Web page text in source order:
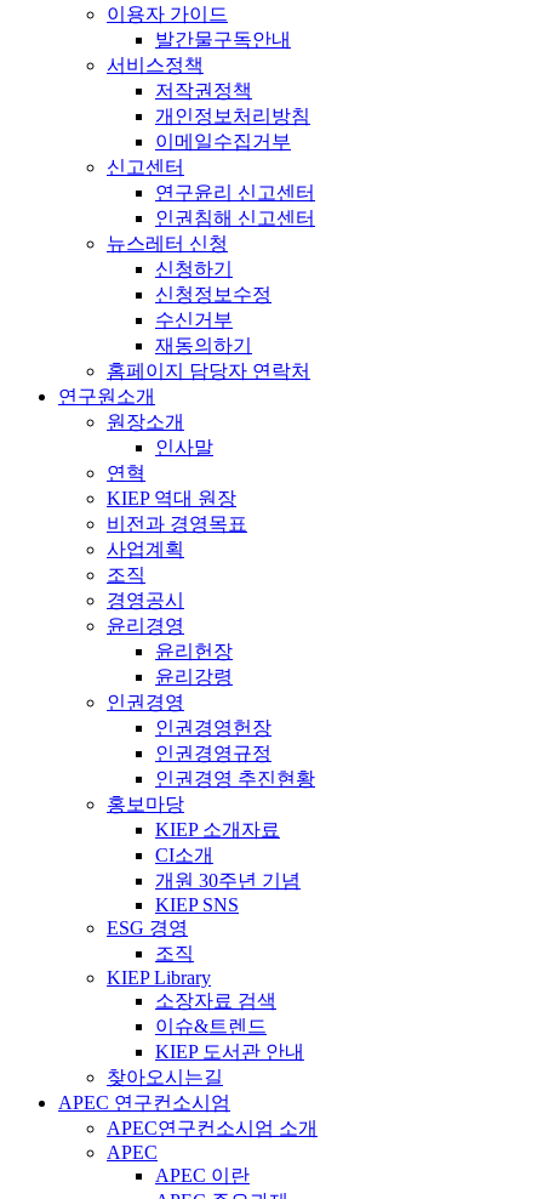
이용자 가이드
발간물구독안내
서비스정책
저작권정책
개인정보처리방침
이메일수집거부
신고센터
연구윤리 신고센터
인권침해 신고센터
뉴스레터 신청
신청하기
신청정보수정
수신거부
재동의하기
홈페이지 담당자 연락처
연구원소개
원장소개
인사말
연혁
KIEP 역대 원장
비전과 경영목표
사업계획
조직
경영공시
윤리경영
윤리헌장
윤리강령
인권경영
인권경영헌장
인권경영규정
인권경영 추진현황
홍보마당
KIEP 소개자료
CI소개
개원 30주년 기념
KIEP SNS
ESG 경영
조직
KIEP Library
소장자료 검색
이슈&트렌드
KIEP 도서관 안내
찾아오시는길
APEC 연구컨소시엄
APEC연구컨소시엄 소개
APEC
APEC 이란